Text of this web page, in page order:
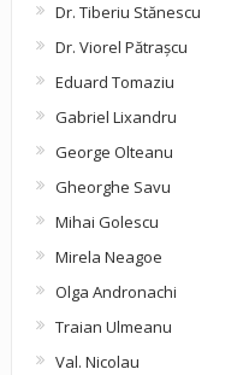
Dr. Tiberiu Stănescu
Dr. Viorel Pătraşcu
Eduard Tomaziu
Gabriel Lixandru
George Olteanu
Gheorghe Savu
Mihai Golescu
Mirela Neagoe
Olga Andronachi
Traian Ulmeanu
Val. Nicolau